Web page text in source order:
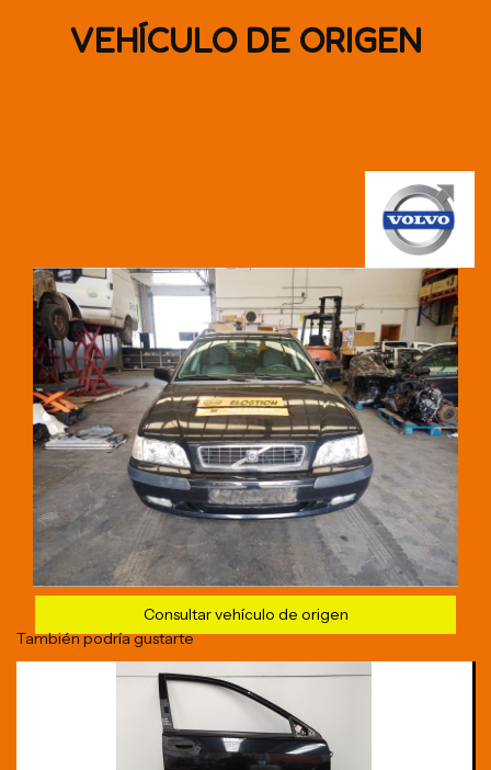
VEHÍCULO DE ORIGEN
Consultar vehículo de origen
También podría gustarte